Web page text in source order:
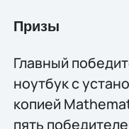
Призы
Главный
ноутбук с
копией
пять